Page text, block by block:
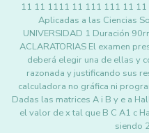
11 11 1111 11 111 111 11
Aplicadas a las Ciencias
UNIVERSIDAD 1 Duración
ACLARATORIAS El examen
deberá elegir una de ellas y
razonada y justificando sus
calculadora no gráfica ni
Dadas las matrices A i B y e a
el valor de x tal que B C A1 c
siendo